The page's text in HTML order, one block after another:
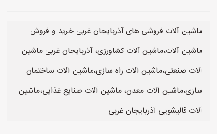
ماشین آلات فروشی های آذربایجان غربی خرید و فروش
ماشین آلات،ماشین آلات کشاورزی، آذربایجان غربی ماشین
آلات صنعتی،ماشین آلات راه سازی،ماشین آلات ساختمان
سازی،ماشین آلات معدن، ماشین آلات صنایع غذایی،ماشین
آلات قالیشویی آذربایجان غربی